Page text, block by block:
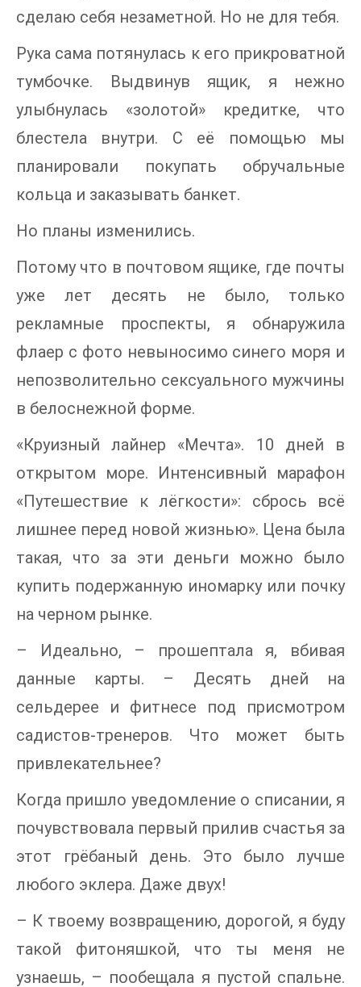
сделаю себя незаметной. Но не для тебя.
Рука сама потянулась к его прикроватной
тумбочке. Выдвинув ящик, я нежно
улыбнулась «золотой» кредитке, что
блестела внутри. С её помощью мы
планировали покупать обручальные
кольца и заказывать банкет.
Но планы изменились.
Потому что в почтовом ящике, где почты
уже лет десять не было, только
рекламные проспекты, я обнаружила
флаер с фото невыносимо синего моря и
непозволительно сексуального мужчины
в белоснежной форме.
«Круизный лайнер «Мечта». 10 дней в
открытом море. Интенсивный марафон
«Путешествие к лёгкости»: сбрось всё
лишнее перед новой жизнью». Цена была
такая, что за эти деньги можно было
купить подержанную иномарку или почку
на черном рынке.
– Идеально, – прошептала я, вбивая
данные карты. – Десять дней на
сельдерее и фитнесе под присмотром
садистов-тренеров. Что может быть
привлекательнее?
Когда пришло уведомление о списании, я
почувствовала первый прилив счастья за
этот грёбаный день. Это было лучше
любого эклера. Даже двух!
– К твоему возвращению, дорогой, я буду
такой фитоняшкой, что ты меня не
узнаешь, – пообещала я пустой спальне.